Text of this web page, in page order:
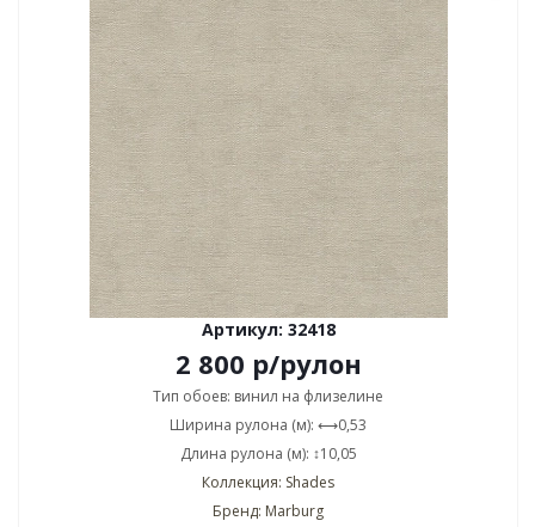
Артикул: 32418
2 800 р/рулон
Тип обоев: винил на флизелине
Ширина рулона (м): ⟷0,53
Длина рулона (м): ↕10,05
Коллекция: Shades
Бренд: Marburg